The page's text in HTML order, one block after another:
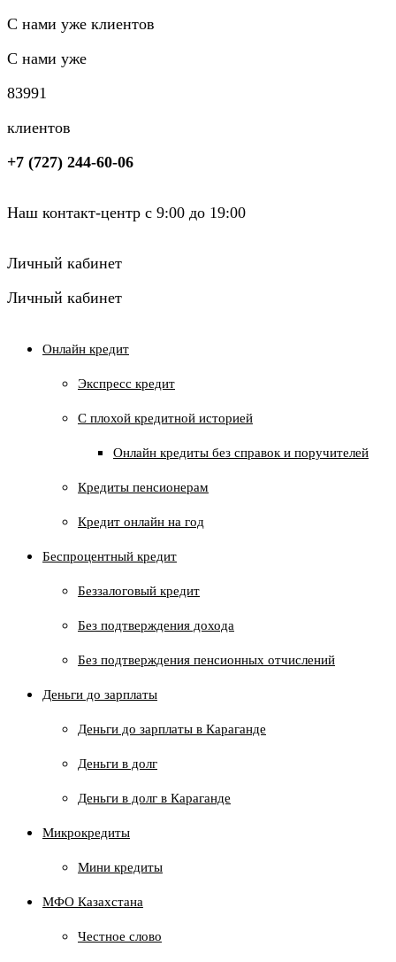
С нами уже клиентов
С нами уже
83991
клиентов
+7 (727) 244-60-06
Наш контакт-центр с 9:00 до 19:00
Личный кабинет
Личный кабинет
Онлайн кредит
Экспресс кредит
C плохой кредитной историей
Онлайн кредиты без справок и поручителей
Кредиты пенсионерам
Кредит онлайн на год
Беспроцентный кредит
Беззалоговый кредит
Без подтверждения дохода
Без подтверждения пенсионных отчислений
Деньги до зарплаты
Деньги до зарплаты в Караганде
Деньги в долг
Деньги в долг в Караганде
Микрокредиты
Мини кредиты
МФО Казахстана
Честное слово